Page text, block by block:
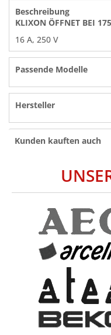
Beschreibung
KLIXON ÖFFNET BEI
16 A, 250 V
Passende Modelle
Hersteller
Kunden kauften auch